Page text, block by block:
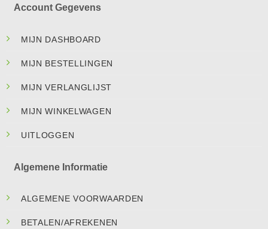
Account Gegevens
MIJN DASHBOARD
MIJN BESTELLINGEN
MIJN VERLANGLIJST
MIJN WINKELWAGEN
UITLOGGEN
Algemene Informatie
ALGEMENE VOORWAARDEN
BETALEN/AFREKENEN